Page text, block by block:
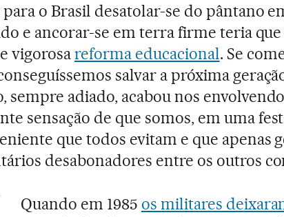
para o Brasil desatolar-se do pântano
e ancorar-se em terra firme teria
vigorosareforma educacional. Se
salvar a próxima
sempre adiado, acabou nos
sensação de que somos, em uma
que todos evitam e que apenas
desabonadores entre os outros
Quando em 1985 os militares